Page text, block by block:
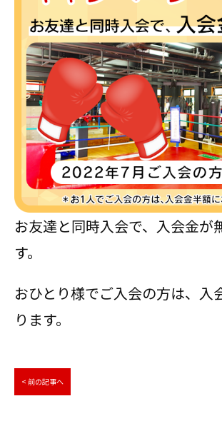
お友達と同時入会で、入会金が
す。
おひとり様でご入会の方は、入
ります。
< 前の記事へ